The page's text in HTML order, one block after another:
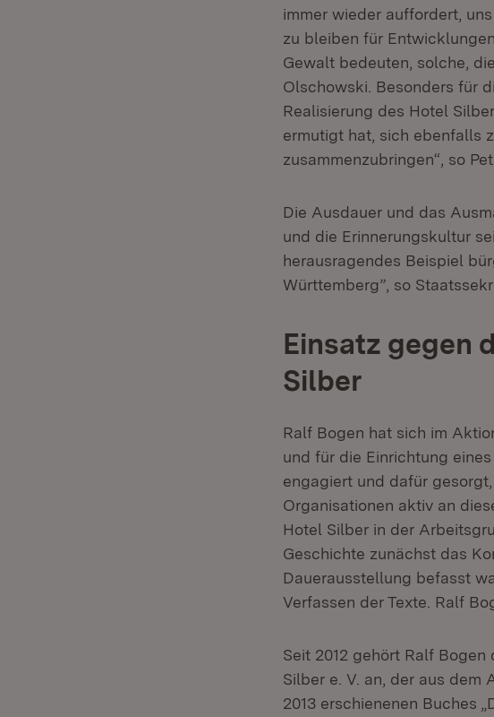
immer wieder auffordert,
zu bleiben für
Gewalt bedeuten, solche,
Olschowski. Besonders für
Realisierung des Hotel
ermutigt hat, sich ebenfalls
zusammenzubringen“, so
Die Ausdauer und das
und die Erinnerungskultur
herausragendes Beispiel
Württemberg”, so
Einsatz gegen
Silber
Ralf Bogen hat sich im
und für die Einrichtung
engagiert und dafür
Organisationen aktiv an
Hotel Silber in der
Geschichte zunächst das
Dauerausstellung befasst
Verfassen der Texte. Ralf
Seit 2012 gehört Ralf
Silber e. V. an, der aus dem
2013 erschienenen Buches